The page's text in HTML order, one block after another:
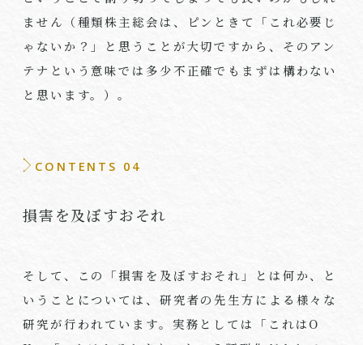
ません（種類株主総会は、ピンときて「これ必要じ
ゃないか？」と思うことが大切ですから、そのアン
テナという意味では多少不正確でもまずは構わない
と思います。）。
CONTENTS 04
損害を及ぼすおそれ
そして、この「損害を及ぼすおそれ」とは何か、と
いうことについては、研究者の先生方による様々な
研究が行われています。実務としては「これはO